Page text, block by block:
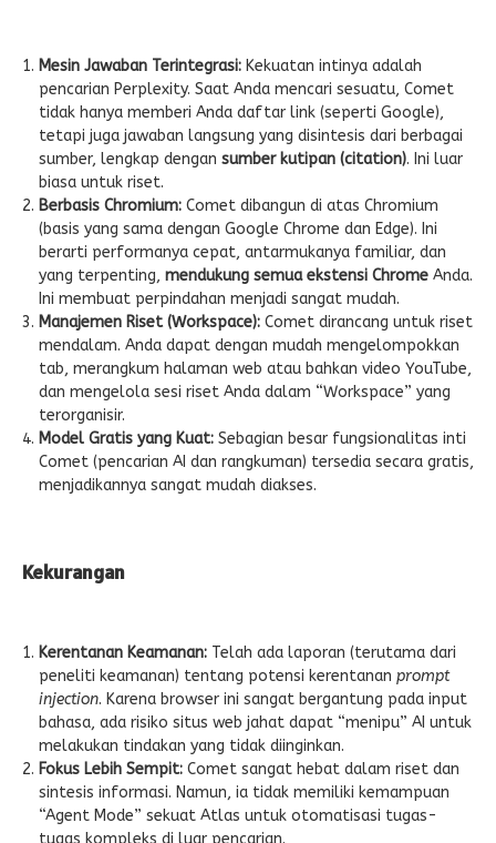
Mesin Jawaban Terintegrasi: Kekuatan intinya adalah
pencarian Perplexity. Saat Anda mencari sesuatu, Comet
tidak hanya memberi Anda daftar link (seperti Google),
tetapi juga jawaban langsung yang disintesis dari berbagai
sumber, lengkap dengan sumber kutipan (citation). Ini luar
biasa untuk riset.
Berbasis Chromium: Comet dibangun di atas Chromium
(basis yang sama dengan Google Chrome dan Edge). Ini
berarti performanya cepat, antarmukanya familiar, dan
yang terpenting, mendukung semua ekstensi Chrome Anda.
Ini membuat perpindahan menjadi sangat mudah.
Manajemen Riset (Workspace): Comet dirancang untuk riset
mendalam. Anda dapat dengan mudah mengelompokkan
tab, merangkum halaman web atau bahkan video YouTube,
dan mengelola sesi riset Anda dalam “Workspace” yang
terorganisir.
Model Gratis yang Kuat: Sebagian besar fungsionalitas inti
Comet (pencarian AI dan rangkuman) tersedia secara gratis,
menjadikannya sangat mudah diakses.
Kekurangan
Kerentanan Keamanan: Telah ada laporan (terutama dari
peneliti keamanan) tentang potensi kerentanan prompt
injection. Karena browser ini sangat bergantung pada input
bahasa, ada risiko situs web jahat dapat “menipu” AI untuk
melakukan tindakan yang tidak diinginkan.
Fokus Lebih Sempit: Comet sangat hebat dalam riset dan
sintesis informasi. Namun, ia tidak memiliki kemampuan
“Agent Mode” sekuat Atlas untuk otomatisasi tugas-